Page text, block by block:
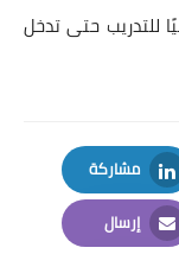
للتدريب حتى تدخل
مشاركة
LinkedIn
إرسال